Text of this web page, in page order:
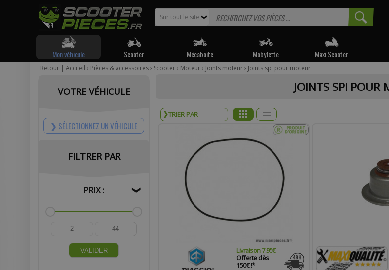
❯
Sur tout le site
Mon véhicule Scooter Mécaboite Mobylette Maxi Scooter
Retour | Accueil › Pièces & accessoires› Scooter› Moteur› Joints moteur› Joints spi pour moteur
JOINTS SPI POUR
Livraison 7.95€
Offerte dès
150€ !*
VOTRE VÉHICULE
SÉLECTIONNEZ UN VÉHICULE
FILTRER PAR
PRIX : ❯
VALIDER
Pour être informé sur la disponibilité du produit,
Votre produit appartient à notre déstockage ? Il ne sera
* Email :